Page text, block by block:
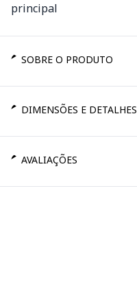
SOBRE O PRODUTO
DIMENSÕES E DETALHES
AVALIAÇÕES